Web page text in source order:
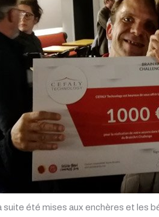
suite été mises aux enchères et les